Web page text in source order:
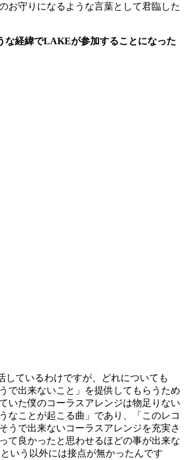
お守りになるような言葉として君臨した
な経緯でLAKEが参加することになった
ているわけですが、どれについても
で出来ないこと」を提供してもらうため
いた僕のコーラスアレンジは物足りない
なことが起こる曲」であり、「このレコ
うで出来ないコーラスアレンジを充実さ
て良かったと思わせるほどの事が出来な
いう以外には接点が無かったんです